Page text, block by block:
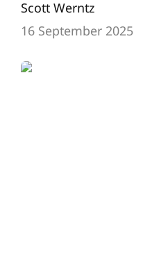
Scott Werntz
16 September 2025